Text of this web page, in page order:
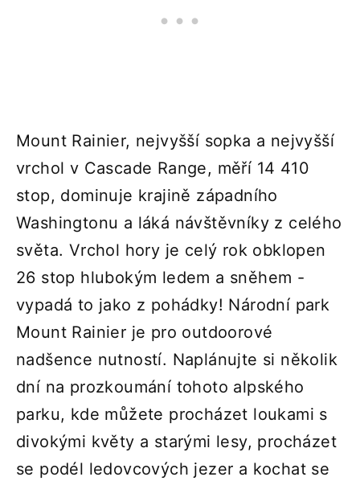
Mount Rainier, nejvyšší sopka a nejvyšší
vrchol v Cascade Range, měří 14 410
stop, dominuje krajině západního
Washingtonu a láká návštěvníky z celého
světa. Vrchol hory je celý rok obklopen
26 stop hlubokým ledem a sněhem -
vypadá to jako z pohádky! Národní park
Mount Rainier je pro outdoorové
nadšence nutností. Naplánujte si několik
dní na prozkoumání tohoto alpského
parku, kde můžete procházet loukami s
divokými květy a starými lesy, procházet
se podél ledovcových jezer a kochat se